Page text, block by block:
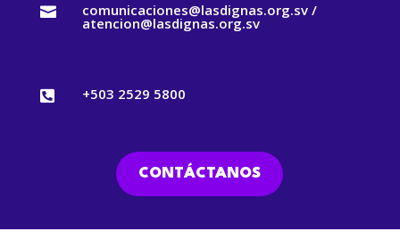
 comunicaciones@lasdignas.org.sv /
atencion@lasdignas.org.sv
 +503 2529 5800
CONTÁCTANOS